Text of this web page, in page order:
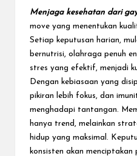
Menjaga kesehatan dari
move yang menentukan
Setiap keputusan harian,
bernutrisi, olahraga penuh
stres yang efektif, menjadi
Dengan kebiasaan yang
pikiran lebih fokus, dan
menghadapi tantangan.
hanya trend, melainkan
hidup yang maksimal.
konsisten akan menciptakan